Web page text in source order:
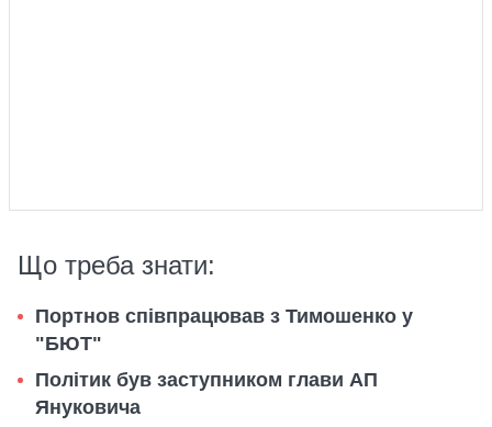
Що треба знати:
Портнов співпрацював з Тимошенко у
"БЮТ"
Політик був заступником глави АП
Януковича